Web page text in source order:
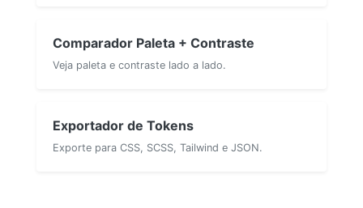
Comparador Paleta + Contraste
Veja paleta e contraste lado a lado.
Exportador de Tokens
Exporte para CSS, SCSS, Tailwind e JSON.